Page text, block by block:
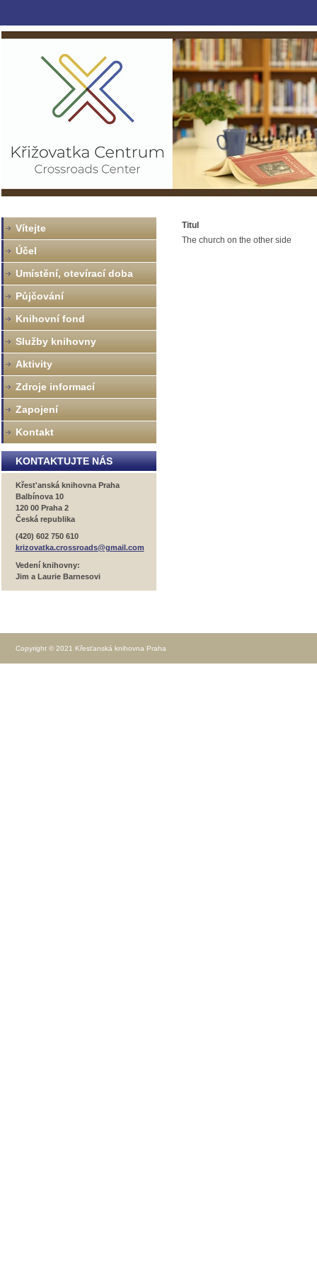
Titul
The church on the other side
Vítejte
Účel
Umístění, otevírací doba
Půjčování
Knihovní fond
Služby knihovny
Aktivity
Zdroje informací
Zapojení
Kontakt
KONTAKTUJTE NÁS
Křest'anská knihovna Praha
Balbínova 10
120 00 Praha 2
Česká republika
(420) 602 750 610
krizovatka.crossroads@gmail.com
Vedení knihovny:
Jim a Laurie Barnesovi
Copyright © 2021 Křesťanská knihovna Praha